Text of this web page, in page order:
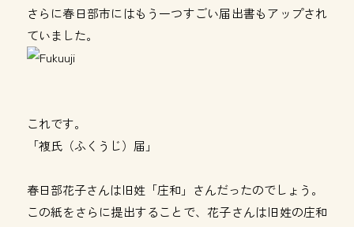
さらに春日部市にはもう一つすごい届出書もアップされ
ていました。
これです。
「複氏（ふくうじ）届」
春日部花子さんは旧姓「庄和」さんだったのでしょう。
この紙をさらに提出することで、花子さんは旧姓の庄和